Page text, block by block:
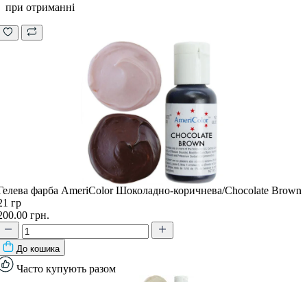
при отриманні
фарба AmeriColor Шоколадно-коричнева/Chocolate Brown
гр
грн.
До кошика
Часто купують разом